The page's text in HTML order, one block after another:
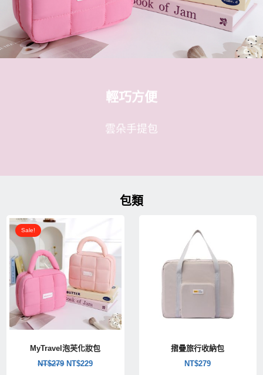
奶油感的觸感
蛋糕系列化妝包
輕巧方便
雲朵手提包
旅遊必加裝的外掛
摺疊旅行收納包
奶油感的觸感
蛋糕系列化妝包
輕巧方便
雲朵手提包
旅遊必加裝的外掛
摺疊旅行收納包
奶油感的觸感
蛋糕系列化妝包
輕巧方便
雲朵手提包
旅遊必加裝的外掛
摺疊旅行收納包
包類
Sale!
MyTravel泡芙化妝包
NT$279
格：
NT$279。
NT$229
價
格：
NT$229。
摺疊旅行收納包
NT$279